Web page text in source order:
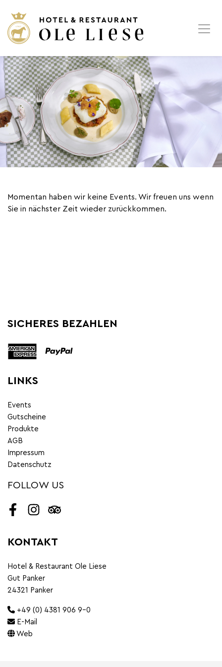
Momentan haben wir keine Events. Wir freuen uns wenn
Sie in nächster Zeit wieder zurückkommen.
SICHERES BEZAHLEN
LINKS
Events
Gutscheine
Produkte
AGB
Impressum
Datenschutz
FOLLOW US
FacebookInstagramTripadvisor
KONTAKT
Hotel & Restaurant Ole Liese
Gut Panker
24321 Panker
+49 (0) 4381 906 9-0
E-Mail
Web